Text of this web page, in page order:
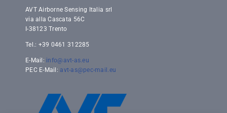
AVT Airborne Sensing Italia srl
via alla Cascata 56C
I-38123 Trento
Tel.: +39 0461 312285
E-Mail: info@avt-as.eu
PEC E-Mail: avt-as@pec-mail.eu